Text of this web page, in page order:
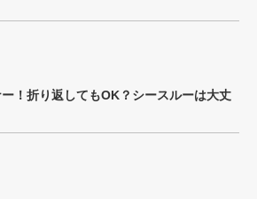
！折り返してもOK？シースルーは大丈